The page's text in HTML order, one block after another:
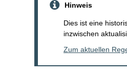
Hinweis
Dies ist eine
inzwischen
Zum aktuellen